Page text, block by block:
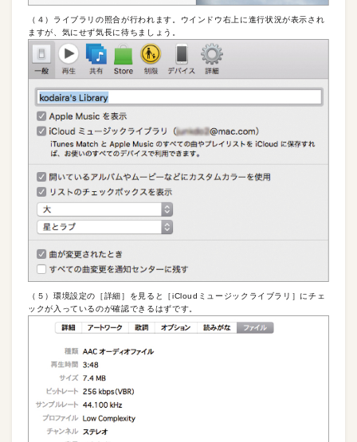
（４）ライブラリの照合が行われます。ウインドウ右上に進行状況が表示され
ますが、気にせず気長に待ちましょう。
（５）環境設定の［詳細］を見ると［iCloudミュージックライブラリ］にチェ
ックが入っているのが確認できるはずです。